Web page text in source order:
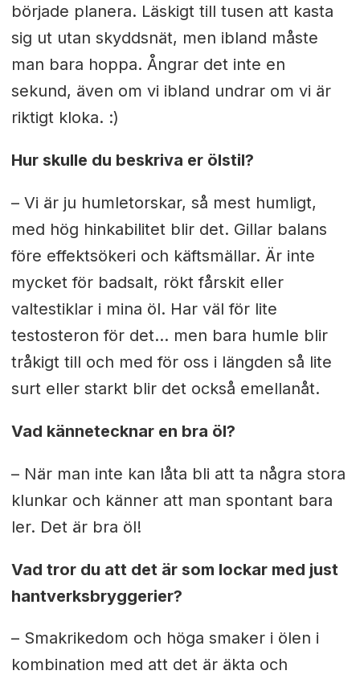
började planera. Läskigt till tusen att kasta
sig ut utan skyddsnät, men ibland måste
man bara hoppa. Ångrar det inte en
sekund, även om vi ibland undrar om vi är
riktigt kloka. :)
Hur skulle du beskriva er ölstil?
– Vi är ju humletorskar, så mest humligt,
med hög hinkabilitet blir det. Gillar balans
före effektsökeri och käftsmällar. Är inte
mycket för badsalt, rökt fårskit eller
valtestiklar i mina öl. Har väl för lite
testosteron för det... men bara humle blir
tråkigt till och med för oss i längden så lite
surt eller starkt blir det också emellanåt.
Vad kännetecknar en bra öl?
– När man inte kan låta bli att ta några stora
klunkar och känner att man spontant bara
ler. Det är bra öl!
Vad tror du att det är som lockar med just
hantverksbryggerier?
– Smakrikedom och höga smaker i ölen i
kombination med att det är äkta och